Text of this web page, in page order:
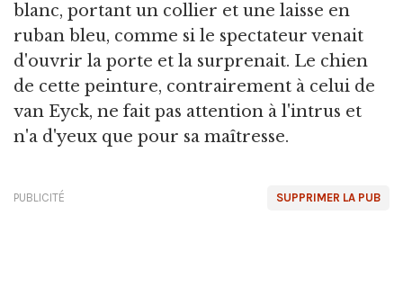
blanc, portant un collier et une laisse en
ruban bleu, comme si le spectateur venait
d'ouvrir la porte et la surprenait. Le chien
de cette peinture, contrairement à celui de
van Eyck, ne fait pas attention à l'intrus et
n'a d'yeux que pour sa maîtresse.
SUPPRIMER LA PUB
PUBLICITÉ